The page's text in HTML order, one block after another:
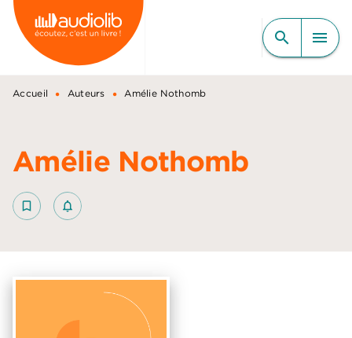
MENU RECHERCHE
CONTENU
PIED DE PAGE
search menu
Accueil • Auteurs • Amélie Nothomb
Amélie Nothomb
bookmark_border notifications_none_outlined